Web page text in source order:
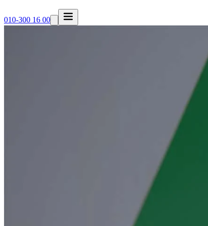
010-300 16 00